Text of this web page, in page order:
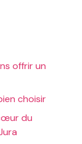
offrir un
choisir
du